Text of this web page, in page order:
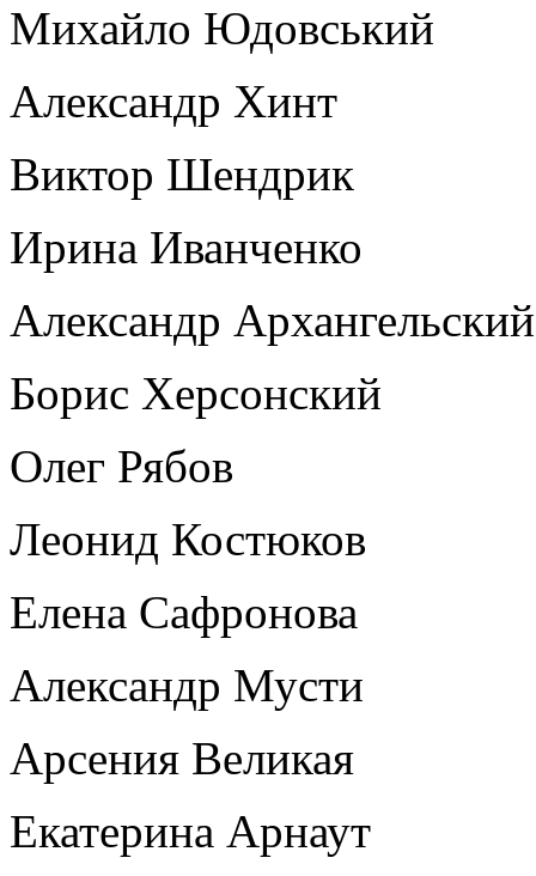
Михайло Юдовський
Александр Хинт
Виктор Шендрик
Ирина Иванченко
Александр Архангельский
Борис Херсонский
Олег Рябов
Леонид Костюков
Елена Сафронова
Александр Мусти
Арсения Великая
Екатерина Арнаут